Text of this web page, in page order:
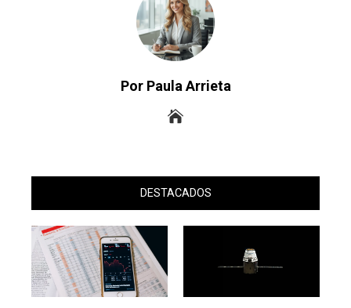
Por Paula Arrieta
DESTACADOS